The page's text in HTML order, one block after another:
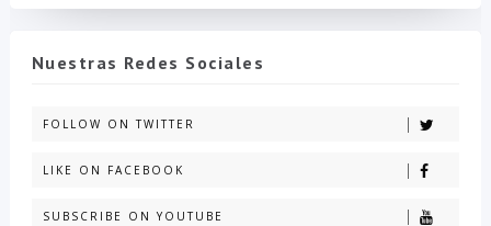
Nuestras Redes Sociales
FOLLOW ON TWITTER
LIKE ON FACEBOOK
SUBSCRIBE ON YOUTUBE